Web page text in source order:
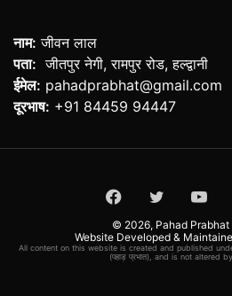
नाम: जीवन लाल
पता: जीतपुर नेगी, रामपुर रोड, हल्द्वानी
ईमेल: pahadprabhat@gmail.com
दूरभाष: +91 84459 94447
Facebook
Twitter
© 2026, Pahad Prabhat
Website Developed &
All content on this website is created and published
(पहाड़ प्रभात), and is not altered